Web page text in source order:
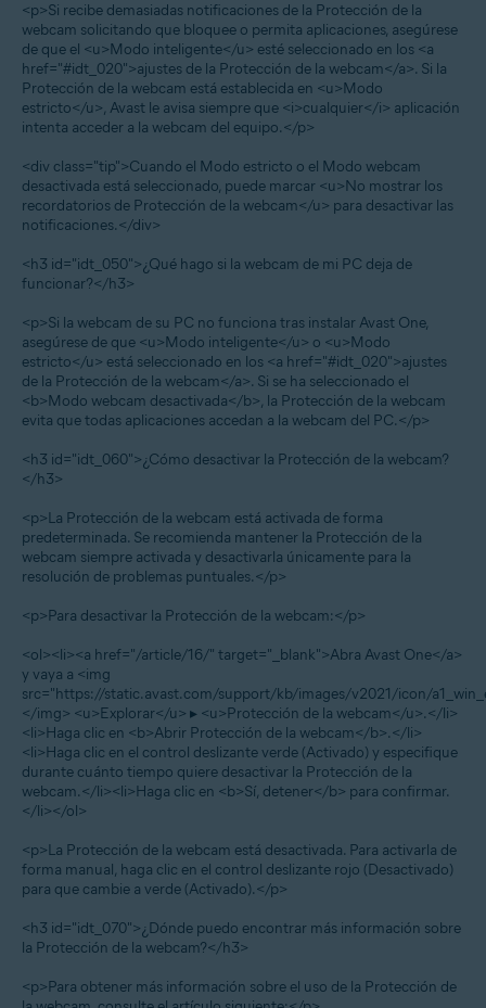
<p>Si recibe demasiadas notificaciones de la Protección de la
webcam solicitando que bloquee o permita aplicaciones, asegúrese
de que el <u>Modo inteligente</u> esté seleccionado en los <a
href="#idt_020">ajustes de la Protección de la webcam</a>. Si la
Protección de la webcam está establecida en <u>Modo
estricto</u>, Avast le avisa siempre que <i>cualquier</i> aplicación
intenta acceder a la webcam del equipo.</p>
<div class="tip">Cuando el Modo estricto o el Modo webcam
desactivada está seleccionado, puede marcar <u>No mostrar los
recordatorios de Protección de la webcam</u> para desactivar las
notificaciones.</div>
<h3 id="idt_050">¿Qué hago si la webcam de mi PC deja de
funcionar?</h3>
<p>Si la webcam de su PC no funciona tras instalar Avast One,
asegúrese de que <u>Modo inteligente</u> o <u>Modo
estricto</u> está seleccionado en los <a href="#idt_020">ajustes
de la Protección de la webcam</a>. Si se ha seleccionado el
<b>Modo webcam desactivada</b>, la Protección de la webcam
evita que todas aplicaciones accedan a la webcam del PC.</p>
<h3 id="idt_060">¿Cómo desactivar la Protección de la webcam?
</h3>
<p>La Protección de la webcam está activada de forma
predeterminada. Se recomienda mantener la Protección de la
webcam siempre activada y desactivarla únicamente para la
resolución de problemas puntuales.</p>
<p>Para desactivar la Protección de la webcam:</p>
<ol><li><a href="/article/16/" target="_blank">Abra Avast One</a>
y vaya a <img
src="https://static.avast.com/support/kb/images/v2021/icon/
</img> <u>Explorar</u> ▸ <u>Protección de la webcam</u>.</li>
<li>Haga clic en <b>Abrir Protección de la webcam</b>.</li>
<li>Haga clic en el control deslizante verde (Activado) y especifique
durante cuánto tiempo quiere desactivar la Protección de la
webcam.</li><li>Haga clic en <b>Sí, detener</b> para confirmar.
</li></ol>
<p>La Protección de la webcam está desactivada. Para activarla de
forma manual, haga clic en el control deslizante rojo (Desactivado)
para que cambie a verde (Activado).</p>
<h3 id="idt_070">¿Dónde puedo encontrar más información sobre
la Protección de la webcam?</h3>
<p>Para obtener más información sobre el uso de la Protección de